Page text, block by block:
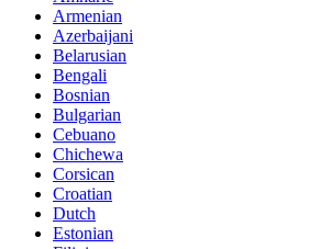
Armenian
Azerbaijani
Belarusian
Bengali
Bosnian
Bulgarian
Cebuano
Chichewa
Corsican
Croatian
Dutch
Estonian